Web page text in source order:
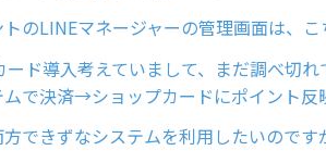
のLINEマネージャーの管理画面は、
ド導入考えていまして、まだ調べ切
で決済→ショップカードにポイント反
できずなシステムを利用したいのです